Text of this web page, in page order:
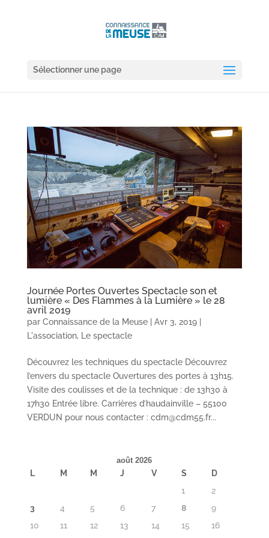
Sélectionner une page
Journée Portes Ouvertes Spectacle son et
lumière « Des Flammes à la Lumière » le 28
avril 2019
par Connaissance de la Meuse| Avr 3, 2019|
L'association, Le spectacle
Découvrez les techniques du spectacle Découvrez
l’envers du spectacle Ouvertures des portes à 13h15.
Visite des coulisses et de la technique : de 13h30 à
17h30 Entrée libre. Carrières d’haudainville – 55100
VERDUN pour nous contacter : cdm@cdm55.fr...
août 2026
L M M J V S
D
1
2
3
4 5 6 7 8
9
10
11 12 13 14 15 16